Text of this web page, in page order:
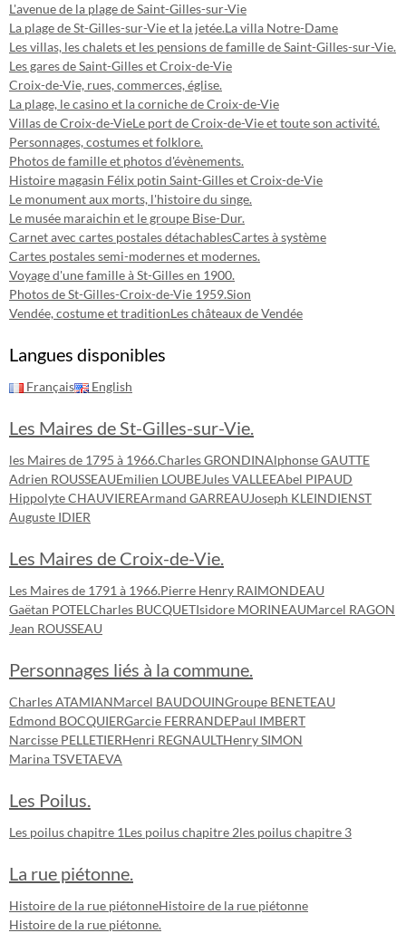
L'avenue de la plage de Saint-Gilles-sur-Vie
La plage de St-Gilles-sur-Vie et la jetée.La villa Notre-Dame
Les villas, les chalets et les pensions de famille de Saint-Gilles-sur-Vie.
Les gares de Saint-Gilles et Croix-de-Vie
Croix-de-Vie, rues, commerces, église.
La plage, le casino et la corniche de Croix-de-Vie
Villas de Croix-de-VieLe port de Croix-de-Vie et toute son activité.
Personnages, costumes et folklore.
Photos de famille et photos d'évènements.
Histoire magasin Félix potin Saint-Gilles et Croix-de-Vie
Le monument aux morts, l'histoire du singe.
Le musée maraichin et le groupe Bise-Dur.
Carnet avec cartes postales détachablesCartes à système
Cartes postales semi-modernes et modernes.
Voyage d'une famille à St-Gilles en 1900.
Photos de St-Gilles-Croix-de-Vie 1959.Sion
Vendée, costume et traditionLes châteaux de Vendée
Langues disponibles
Français English
Les Maires de St-Gilles-sur-Vie.
les Maires de 1795 à 1966.Charles GRONDINAlphonse GAUTTE
Adrien ROUSSEAUEmilien LOUBEJules VALLEEAbel PIPAUD
Hippolyte CHAUVIEREArmand GARREAUJoseph KLEINDIENST
Auguste IDIER
Les Maires de Croix-de-Vie.
Les Maires de 1791 à 1966.Pierre Henry RAIMONDEAU
Gaëtan POTEL Charles BUCQUETIsidore MORINEAUMarcel RAGON
Jean ROUSSEAU
Personnages liés à la commune.
Charles ATAMIANMarcel BAUDOUINGroupe BENETEAU
Edmond BOCQUIERGarcie FERRANDEPaul IMBERT
Narcisse PELLETIERHenri REGNAULTHenry SIMON
Marina TSVETAEVA
Les Poilus.
Les poilus chapitre 1Les poilus chapitre 2les poilus chapitre 3
La rue piétonne.
Histoire de la rue piétonneHistoire de la rue piétonne
Histoire de la rue piétonne.